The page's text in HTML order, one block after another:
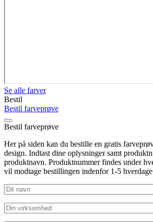
Se alle farver
Bestil
Bestil farveprøve
Bestil farveprøve
Her på siden kan du bestille en gratis
design. Indtast dine oplysninger samt
produktnavn. Produktnummer findes under
vil modtage bestillingen indenfor 1-5